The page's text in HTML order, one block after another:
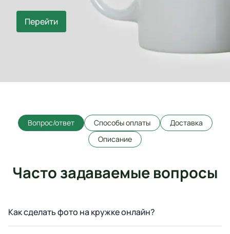
Перейти
Вопрос/ответ Способы оплаты
Доставка
Описание
Часто задаваемые вопросы
Как сделать фото на кружке онлайн?